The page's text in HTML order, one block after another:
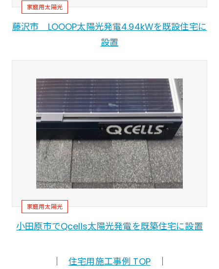
家庭用太陽光
藤沢市 LOOOP太陽光発電4.94kWを既設住宅に
設置
家庭用太陽光
小田原市でQcells太陽光発電を既築住宅に設置
住宅用施工事例 TOP